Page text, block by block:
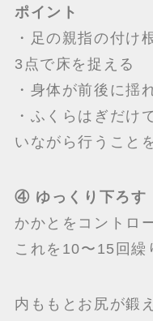
ポイント
・足の親指の付け
3点で床を捉える
・身体が前後に揺
・ふくらはぎだけ
いながら行うこと
④ ゆっくり下ろす
かかとをコントロ
これを10〜15回繰
内ももとお尻が鍛